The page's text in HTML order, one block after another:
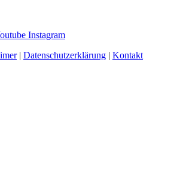
Instagram
| Datenschutzerklärung | Kontakt